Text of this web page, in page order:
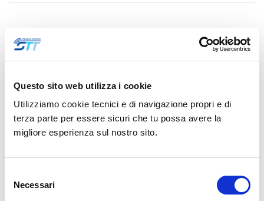
Questo sito web utilizza i cookie
Utilizziamo cookie tecnici e di navigazione propri e di
terza parte per essere sicuri che tu possa avere la
migliore esperienza sul nostro sito.
delNecessari